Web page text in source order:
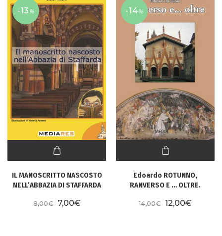
-13 %
IL MANOSCRITTO NASCOSTO
NELL’ABBAZIA DI STAFFARDA
8,00€ Il prezzo originale era: 8,00€.
7,00€Il prezzo attuale è: 7,00€.
-14 %
Edoardo ROTUNNO,
RANVERSO E … OLTRE.
14,00€ Il prezzo
12,00€